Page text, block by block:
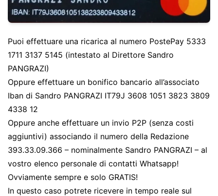
Puoi effettuare una ricarica al numero PostePay 5333
1711 3137 5145 (intestato al Direttore Sandro
PANGRAZI)
Oppure effettuare un bonifico bancario all’associato
Iban di Sandro PANGRAZI IT79J 3608 1051 3823 3809
4338 12
Oppure anche effettuare un invio P2P (senza costi
aggiuntivi) associando il numero della Redazione
393.33.09.366 – nominalmente Sandro PANGRAZI – al
vostro elenco personale di contatti Whatsapp!
Ovviamente sempre e solo GRATIS!
In questo caso potrete ricevere in tempo reale sul